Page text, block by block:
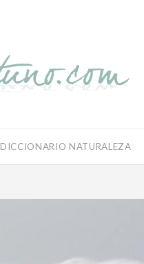
DICCIONARIO NATURALEZA